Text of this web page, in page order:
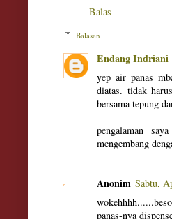
Balas
Balasan
Endang Indriani
yep air panas
diatas. tidak
bersama tepung
pengalaman
mengembang
Anonim Sabtu,
panas-nya